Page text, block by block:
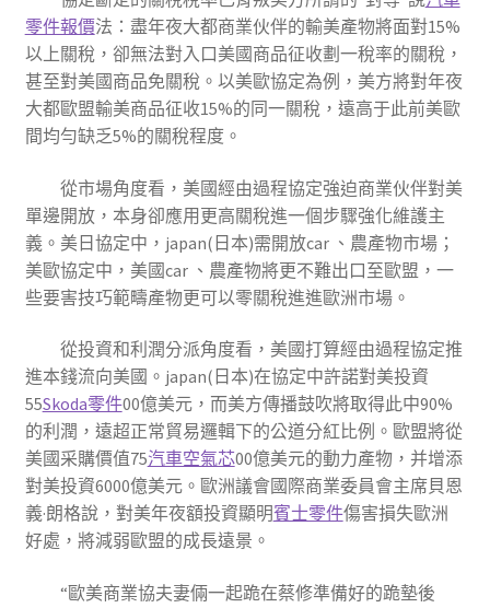
零件報價法：盡年夜大都商業伙伴的輸美產物將面對15%
以上關稅，卻無法對入口美國商品征收劃一稅率的關稅，
甚至對美國商品免關稅。以美歐協定為例，美方將對年夜
大都歐盟輸美商品征收15%的同一關稅，遠高于此前美歐
間均勻缺乏5%的關稅程度。
從市場角度看，美國經由過程協定強迫商業伙伴對美
單邊開放，本身卻應用更高關稅進一個步驟強化維護主
義。美日協定中，japan(日本)需開放car 、農產物市場；
美歐協定中，美國car 、農產物將更不難出口至歐盟，一
些要害技巧範疇產物更可以零關稅進進歐洲市場。
從投資和利潤分派角度看，美國打算經由過程協定推
進本錢流向美國。japan(日本)在協定中許諾對美投資
55Skoda零件00億美元，而美方傳播鼓吹將取得此中90%
的利潤，遠超正常貿易邏輯下的公道分紅比例。歐盟將從
美國采購價值75汽車空氣芯00億美元的動力產物，并增添
對美投資6000億美元。歐洲議會國際商業委員會主席貝恩
義·朗格說，對美年夜額投資顯明賓士零件傷害損失歐洲
好處，將減弱歐盟的成長遠景。
“歐美商業協夫妻倆一起跪在蔡修準備好的跪墊後